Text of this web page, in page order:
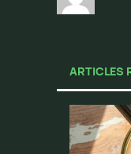
ARTICLES